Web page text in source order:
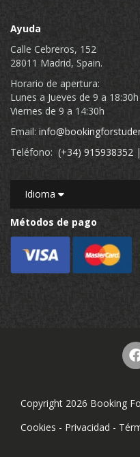
Ayuda
Calle Cebreros, 152
28011 Madrid, Spain.
Horario de apertura:
Lunes a Jueves de 9 a 18:30h
Viernes de 9 a 14:30h
Email:
Teléfono: (+34) 915938352 |
Idioma
Métodos de pago
Copyright 2026 Booking
Cookies - Privacidad -